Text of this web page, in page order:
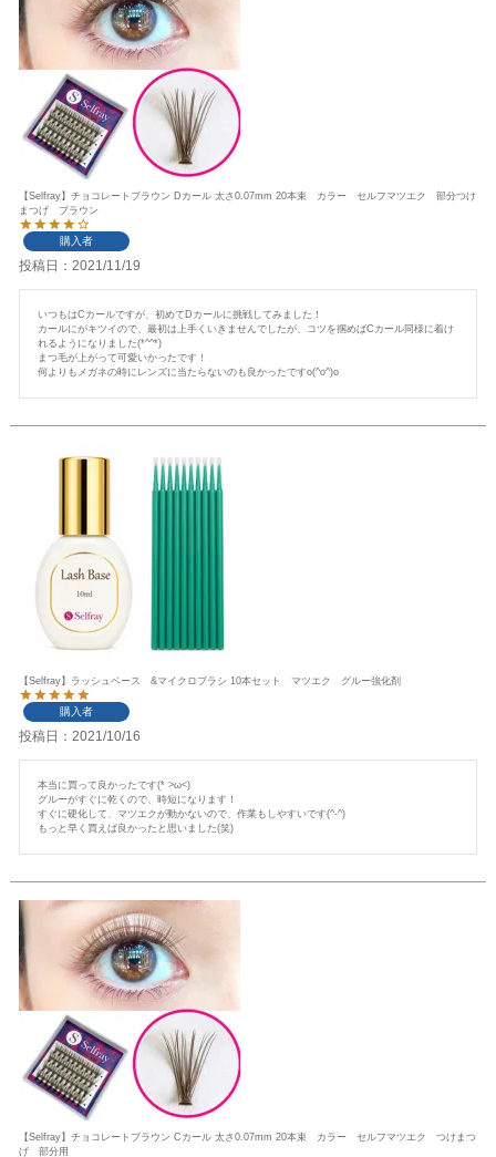
【Selfray】チョコレートブラウン Dカール 太さ0.07mm 20本束 カラー セルフマツエク 部分つけ
まつげ ブラウン
購入者
投稿日 2021/11/19
いつもはCカールですが、初めてDカールに挑戦してみました！
カールにがキツイので、最初は上手くいきませんでしたが、コツを掴めばCカール同様に着け
れるようになりました(*^^*)
まつ毛が上がって可愛いかったです！
何よりもメガネの時にレンズに当たらないのも良かったですo(^o^)o
【Selfray】ラッシュベース &マイクロブラシ 10本セット マツエク グルー強化剤
購入者
投稿日 2021/10/16
本当に買って良かったです(* >ω<)
グルーがすぐに乾くので、時短になります！
すぐに硬化して、マツエクが動かないので、作業もしやすいです(^-^)
もっと早く買えば良かったと思いました(笑)
【Selfray】チョコレートブラウン Cカール 太さ0.07mm 20本束 カラー セルフマツエク つけまつ
げ 部分用